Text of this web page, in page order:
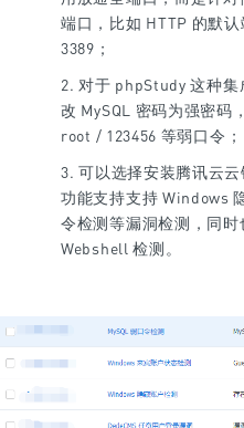
端口，比如 HTTP 的默
3389；
2. 对于 phpStudy 这种
改 MySQL 密码为强密
root / 123456 等弱口令；
3. 可以选择安装腾讯云
功能支持支持 Windows
令检测等漏洞检测，同
Webshell 检测。